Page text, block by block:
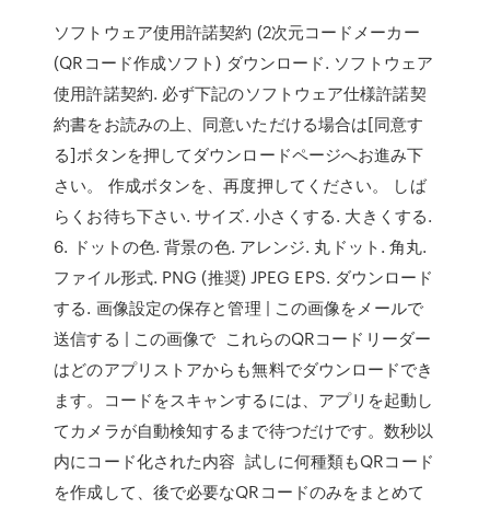
ソフトウェア使用許諾契約 (2次元コードメーカー
(QRコード作成ソフト) ダウンロード. ソフトウェア
使用許諾契約. 必ず下記のソフトウェア仕様許諾契
約書をお読みの上、同意いただける場合は[同意す
る]ボタンを押してダウンロードページへお進み下
さい。 作成ボタンを、再度押してください。 しば
らくお待ち下さい. サイズ. 小さくする. 大きくする.
6. ドットの色. 背景の色. アレンジ. 丸ドット. 角丸.
ファイル形式. PNG (推奨) JPEG EPS. ダウンロード
する. 画像設定の保存と管理 | この画像をメールで
送信する | この画像で これらのQRコードリーダー
はどのアプリストアからも無料でダウンロードでき
ます。コードをスキャンするには、アプリを起動し
てカメラが自動検知するまで待つだけです。数秒以
内にコード化された内容 試しに何種類もQRコード
を作成して、後で必要なQRコードのみをまとめて